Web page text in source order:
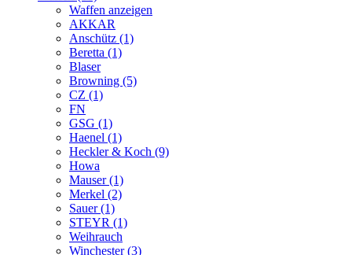
Waffen anzeigen
AKKAR
Anschütz (1)
Beretta (1)
Blaser
Browning (5)
CZ (1)
FN
GSG (1)
Haenel (1)
Heckler & Koch (9)
Howa
Mauser (1)
Merkel (2)
Sauer (1)
STEYR (1)
Weihrauch
Winchester (3)